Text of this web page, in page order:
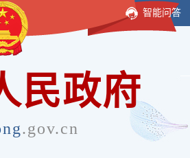
智能问答
民政府
.gov.cn